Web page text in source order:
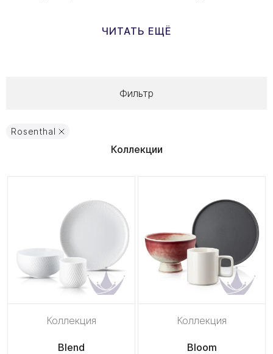
ЧИТАТЬ ЕЩЁ
Фильтр
Rosenthal
Коллекции
Коллекция
Blend
Коллекция
Bloom